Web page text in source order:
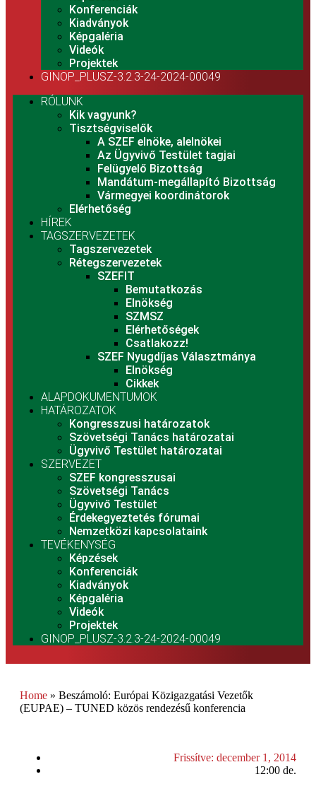
Konferenciák
Kiadványok
Képgaléria
Videók
Projektek
GINOP_PLUSZ-3.2.3-24-2024-00049
RÓLUNK
Kik vagyunk?
Tisztségviselők
A SZEF elnöke, alelnökei
Az Ügyvivő Testület tagjai
Felügyelő Bizottság
Mandátum-megállapító Bizottság
Vármegyei koordinátorok
Elérhetőség
HÍREK
TAGSZERVEZETEK
Tagszervezetek
Rétegszervezetek
SZEFIT
Bemutatkozás
Elnökség
SZMSZ
Elérhetőségek
Csatlakozz!
SZEF Nyugdíjas Választmánya
Elnökség
Cikkek
ALAPDOKUMENTUMOK
HATÁROZATOK
Kongresszusi határozatok
Szövetségi Tanács határozatai
Ügyvivő Testület határozatai
SZERVEZET
SZEF kongresszusai
Szövetségi Tanács
Ügyvivő Testület
Érdekegyeztetés fórumai
Nemzetközi kapcsolataink
TEVÉKENYSÉG
Képzések
Konferenciák
Kiadványok
Képgaléria
Videók
Projektek
GINOP_PLUSZ-3.2.3-24-2024-00049
Home » Beszámoló: Európai Közigazgatási Vezetők
(EUPAE) – TUNED közös rendezésű konferencia
Frissítve: december 1, 2014
12:00 de.